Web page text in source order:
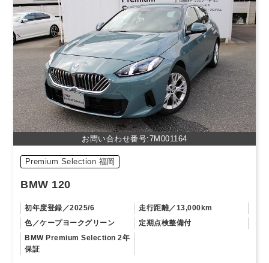
お問い合わせ番号:7M001164
Premium Selection 福岡
BMW 120
初年度登録 2025/6 走行距離
13,000km
色
ケープヨークグリーン
定期点検整備付
BMW Premium Selection 2年
保証